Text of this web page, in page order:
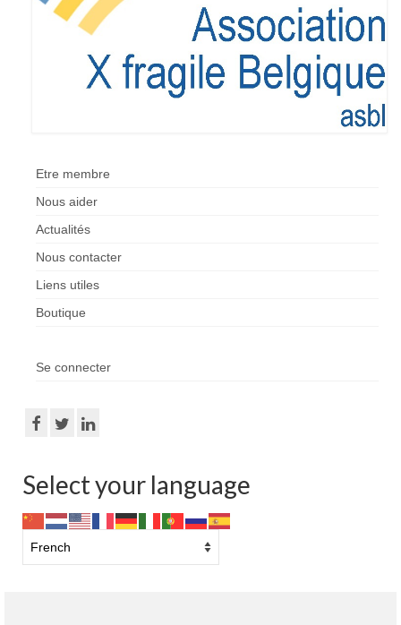
Etre membre
Nous aider
Actualités
Nous contacter
Liens utiles
Boutique
Se connecter
Select your language